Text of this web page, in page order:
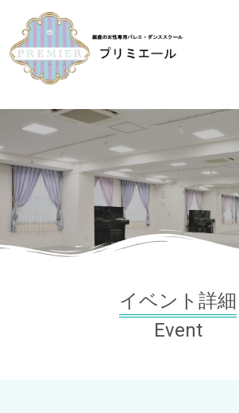
イベント詳細
Event